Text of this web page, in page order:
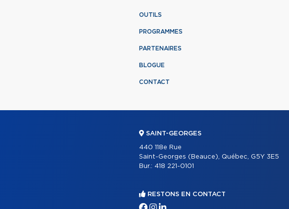
OUTILS
PROGRAMMES
PARTENAIRES
BLOGUE
CONTACT
RESTONS EN CONTACT
SAINT-GEORGES
440 118e Rue
Saint-Georges (Beauce), Québec, G5Y 3E5
Bur.: 418 221-0101